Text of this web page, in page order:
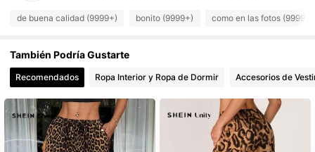
4,92 901K Seguidores
4,92 901K Seguidores
4,92 901K Seguidores
4,92 901K Seguidores
de buena calidad (9999+) bonito (9999+) como en las fotos (9999+)
También Podría Gustarte
Recomendados Ropa Interior y Ropa de Dormir Accesorios de